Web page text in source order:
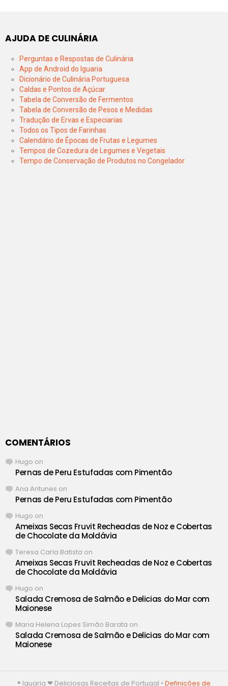
AJUDA DE CULINÁRIA
Perguntas e Respostas de Culinária
App de Android do Iguaria
Dicionário de Culinária Portuguesa
Caldas e Pontos de Açúcar
Tabela de Conversão de Fermentos
Tabela de Conversão de Pesos e Medidas
Tradução de Ervas e Especiarias
Todos os Tipos de Farinhas
Calendário de Épocas de Frutas e Legumes
Tempos de Cozedura de Legumes e Vegetais
Tempo de Conservação de Produtos no Congelador
COMENTÁRIOS
Hugo on
Pernas de Peru Estufadas com Pimentão
Ana Antunes on
Pernas de Peru Estufadas com Pimentão
Hugo on
Ameixas Secas Fruvit Recheadas de Noz e Cobertas
de Chocolate da Moldávia
Teresa Carla Batista on
Ameixas Secas Fruvit Recheadas de Noz e Cobertas
de Chocolate da Moldávia
Hugo on
Salada Cremosa de Salmão e Delicias do Mar com
Maionese
Maria Helena Lopes Simão Barata on
Salada Cremosa de Salmão e Delicias do Mar com
Maionese
® Iguaria ❤ Deliciosas Receitas de Portugal • Definições de